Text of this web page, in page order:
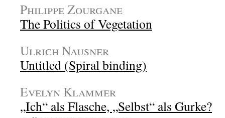
Philippe Zourgane
The Politics of Vegetation
Ulrich Nausner
Untitled (Spiral binding)
Evelyn Klammer
„Ich“ als Flasche, „Selbst“ als Gurke?